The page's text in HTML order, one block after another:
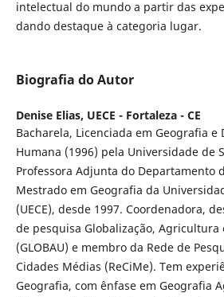
intelectual do mundo a partir das
dando destaque à categoria lugar.
Biografia do Autor
Denise Elias, UECE - Fortaleza - CE
Bacharela, Licenciada em Geografia e
Humana (1996) pela Universidade de
Professora Adjunta do Departamento
Mestrado em Geografia da
(UECE), desde 1997. Coordenadora,
de pesquisa Globalização, Agricultura
(GLOBAU) e membro da Rede de
Cidades Médias (ReCiMe). Tem
Geografia, com ênfase em Geografia